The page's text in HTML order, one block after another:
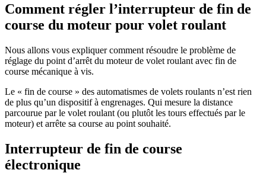
Comment régler l’interrupteur de fin de
course du moteur pour volet roulant
Nous allons vous expliquer comment résoudre le problème de
réglage du point d’arrêt du moteur de volet roulant avec fin de
course mécanique à vis.
Le « fin de course » des automatismes de volets roulants n’est rien
de plus qu’un dispositif à engrenages. Qui mesure la distance
parcourue par le volet roulant (ou plutôt les tours effectués par le
moteur) et arrête sa course au point souhaité.
Interrupteur de fin de course
électronique